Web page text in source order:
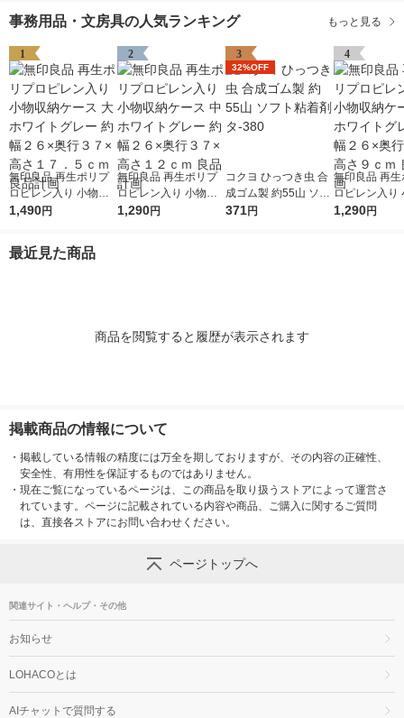
事務用品・文房具の人気ランキング もっと見る
1
無印良品 再生ポリプ
ロピレン入り 小物収
納ケース 大 ホワイト
ｍ 良品計画
1,490円
2
無印良品 再生ポリプ
ロピレン入り 小物収
納ケース 中 ホワイト
1,290円
3
32%OFF
コクヨ ひっつき虫 合
成ゴム製 約55山 ソフ
ト粘着剤 タ-380
371円
4
無印良品 再生
ロピレン入り
納ケース 小
1,290円
最近見た商品
商品を閲覧すると履歴が表示されます
掲載商品の情報について
・ 掲載している情報の精度には万全を期しておりますが、その内容の正確性、
安全性、有用性を保証するものではありません。
・ 現在ご覧になっているページは、この商品を取り扱うストアによって運営さ
れています。ページに記載されている内容や商品、ご購入に関するご質問
は、直接各ストアにお問い合わせください。
ページトップへ
関連サイト・ヘルプ・その他
お知らせ
LOHACOとは
AIチャットで質問する